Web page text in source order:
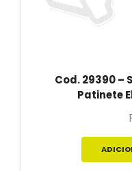
Cod. 29390 –
Patinete